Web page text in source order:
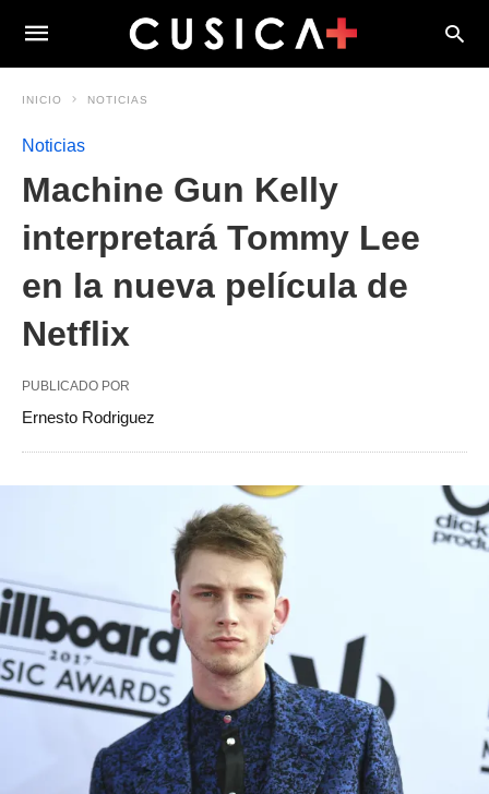
INICIO NOTICIAS
Noticias
Machine Gun Kelly
interpretará Tommy Lee
en la nueva película de
Netflix
PUBLICADO POR
Ernesto Rodriguez